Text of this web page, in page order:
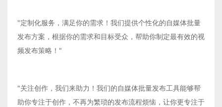
"定制化服务，满足你的需求！我们提供个性化的自媒体批量
发布方案，根据你的需求和目标受众，帮助你制定最有效的视
频发布策略！"
"关注创作，我们来助力！我们的自媒体批量发布工具能够帮
助你专注于创作，不再为繁琐的发布流程烦恼，让你更专注于